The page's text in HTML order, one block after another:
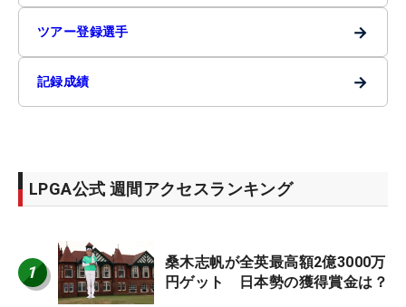
ツアー登録選手 →
記録成績 →
LPGA公式 週間アクセスランキング
1
桑木志帆が全英最高額2億3000万
円ゲット 日本勢の獲得賞金は？